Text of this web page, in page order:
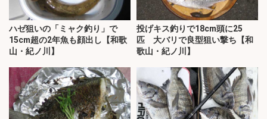
ハゼ狙いの「ミャク釣り」で
15cm超の2年魚も顔出し【和歌
山・紀ノ川】
投げキス釣りで18cm頭に25
匹 大バリで良型狙い撃ち【和
歌山・紀ノ川】